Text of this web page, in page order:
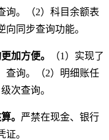
。（2）科目余额表
同步查询功能。
加方便。
（1）实现了
查询。（2）明细账任
次查询。
。 严禁在现金、银行
。